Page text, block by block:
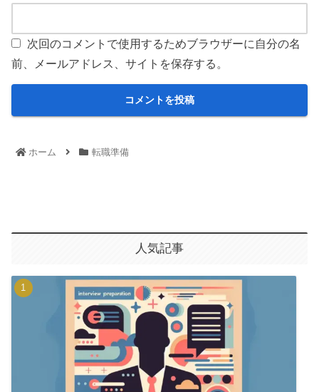
次回のコメントで使用するためブラウザーに自分の名
前、メールアドレス、サイトを保存する。
ホーム 転職準備
人気記事